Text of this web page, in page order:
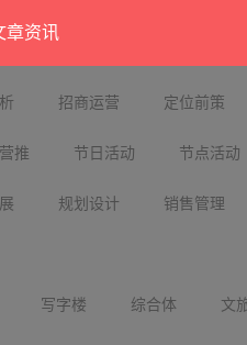
章资讯
招商运营 定位前策
推 节日活动 节点活动
规划设计 销售管理
写字楼 综合体 文